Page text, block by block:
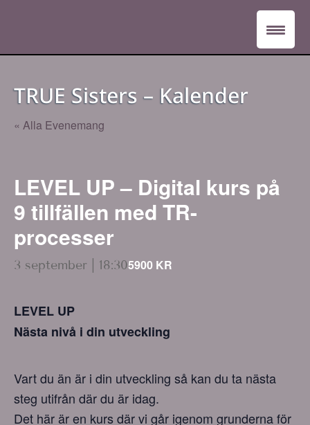
TRUE Sisters – Kalender
« Alla Evenemang
LEVEL UP – Digital kurs på
9 tillfällen med TR-
processer
3 september | 18:305900 KR
LEVEL UP
Nästa nivå i din utveckling
Vart du än är i din utveckling så kan du ta nästa
steg utifrån där du är idag.
Det här är en kurs där vi går igenom grunderna för